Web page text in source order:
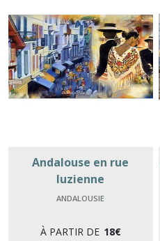
Andalouse en rue
luzienne
ANDALOUSIE
À PARTIR DE 18€